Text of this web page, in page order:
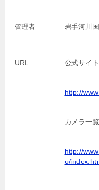
管理者 岩手河川
URL 公式サイ
http://
カメラ一
http://
o/